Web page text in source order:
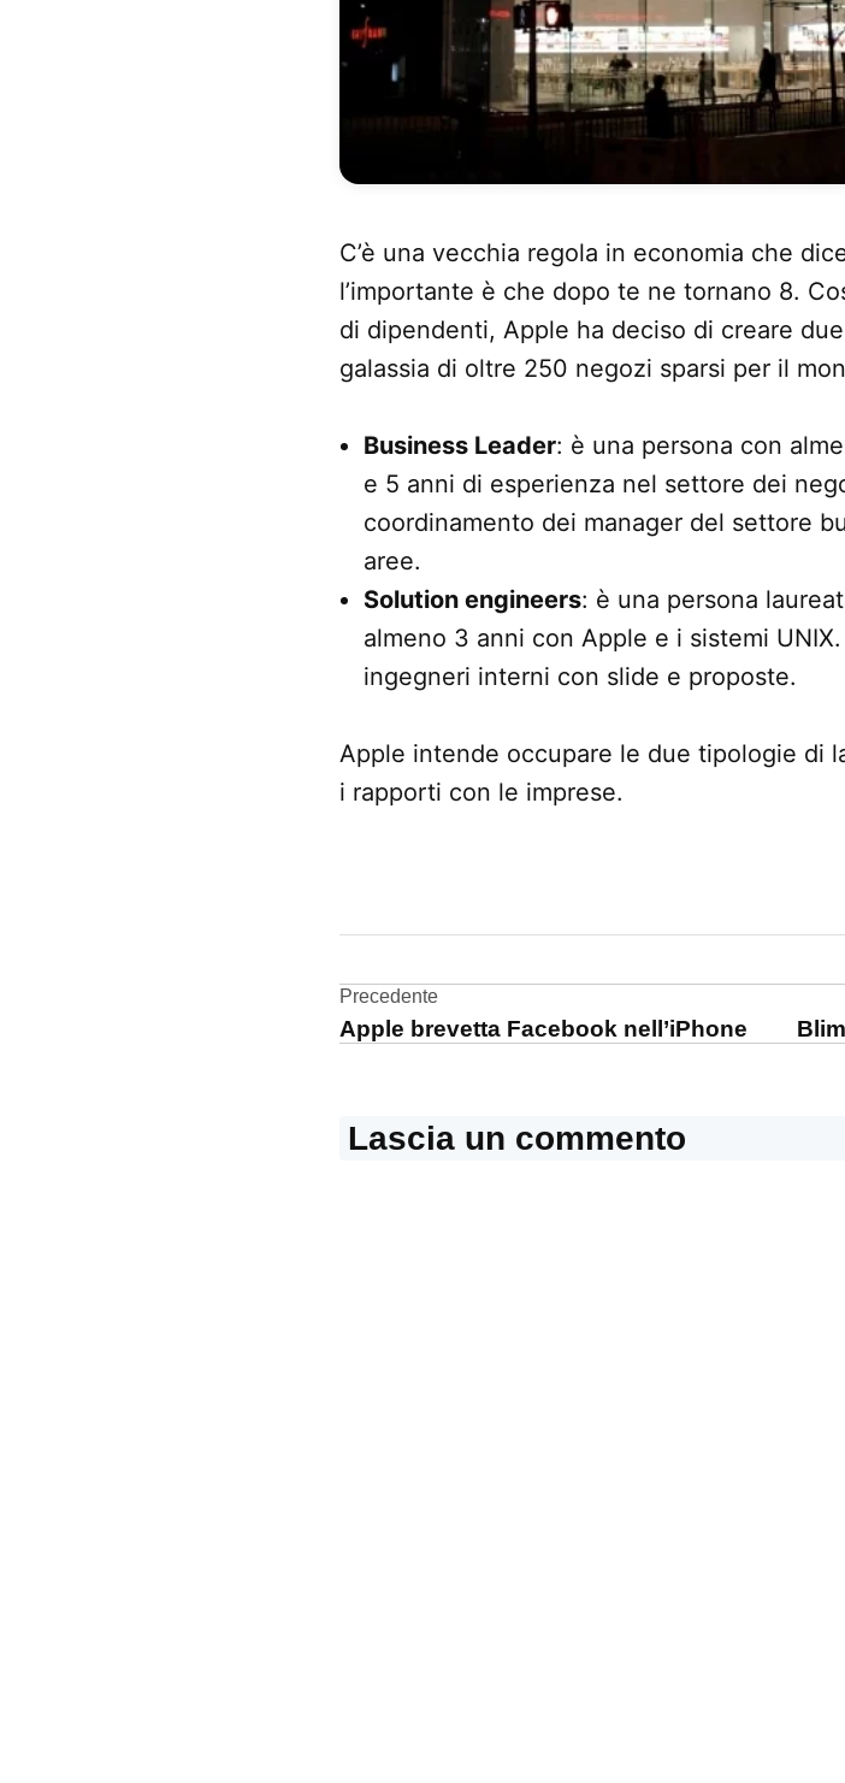
C’è una vecchia regola in economia che
l’importante è che dopo te ne tornano 8.
di dipendenti, Apple ha deciso di creare
galassia di oltre 250 negozi sparsi per il
Business Leader: è una persona con
e 5 anni di esperienza nel settore dei
coordinamento dei manager del settore
aree.
Solution engineers: è una persona
almeno 3 anni con Apple e i sistemi
ingegneri interni con slide e proposte.
Apple intende occupare le due tipologie di
i rapporti con le imprese.
Store
Business
Navigazione
Precedente
Apple brevetta Facebook nell’iPhone
Lascia un commento